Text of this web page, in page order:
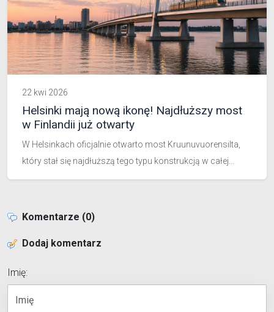
22 kwi 2026
Helsinki mają nową ikonę! Najdłuższy most
w Finlandii już otwarty
W Helsinkach oficjalnie otwarto most Kruunuvuorensilta,
który stał się najdłuższą tego typu konstrukcją w całej...
Komentarze (0)
Dodaj komentarz
Imię: